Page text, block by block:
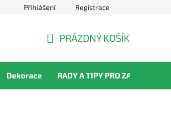
Přihlášení Registrace
KOŠÍK
PRÁZDNÝ KOŠÍK
Dekorace RADY A TIPY PRO ZAHRADNÍKY